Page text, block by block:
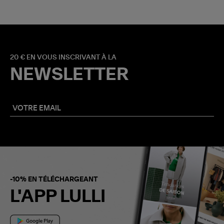
20 € EN VOUS INSCRIVANT À LA
NEWSLETTER
-10% EN TÉLÉCHARGEANT
L'APP LULLI